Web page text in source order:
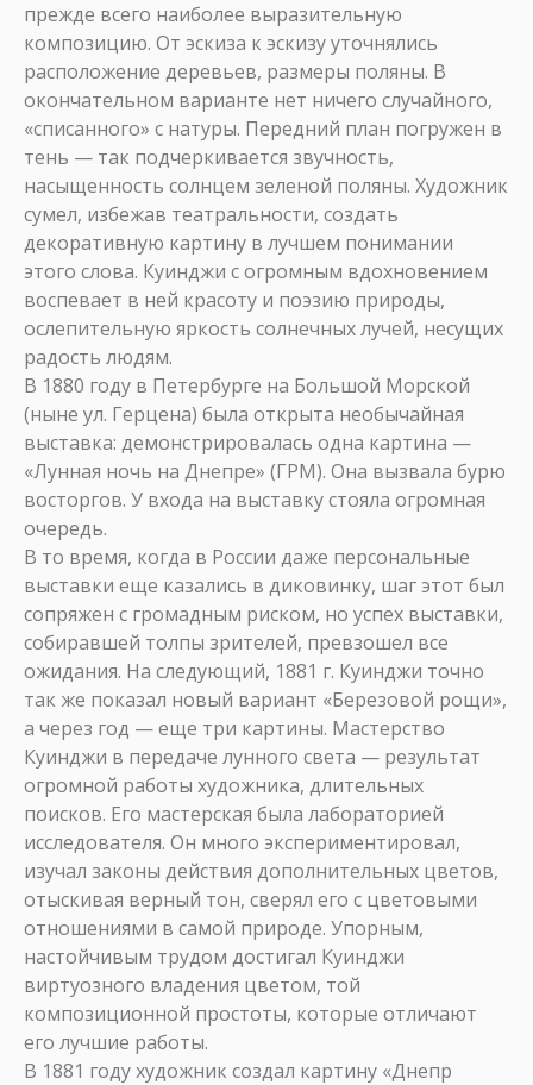
прежде всего наиболее выразительную
композицию. От эскиза к эскизу уточнялись
расположение деревьев, размеры поляны. В
окончательном варианте нет ничего случайного,
«списанного» с натуры. Передний план погружен в
тень — так подчеркивается звучность,
насыщенность солнцем зеленой поляны. Художник
сумел, избежав театральности, создать
декоративную картину в лучшем понимании
этого слова. Куинджи с огромным вдохновением
воспевает в ней красоту и поэзию природы,
ослепительную яркость солнечных лучей, несущих
радость людям.
В 1880 году в Петербурге на Большой Морской
(ныне ул. Герцена) была открыта необычайная
выставка: демонстрировалась одна картина —
«Лунная ночь на Днепре» (ГРМ). Она вызвала бурю
восторгов. У входа на выставку стояла огромная
очередь.
В то время, когда в России даже персональные
выставки еще казались в диковинку, шаг этот был
сопряжен с громадным риском, но успех выставки,
собиравшей толпы зрителей, превзошел все
ожидания. На следующий, 1881 г. Куинджи точно
так же показал новый вариант «Березовой рощи»,
а через год — еще три картины. Мастерство
Куинджи в передаче лунного света — результат
огромной работы художника, длительных
поисков. Его мастерская была лабораторией
исследователя. Он много экспериментировал,
изучал законы действия дополнительных цветов,
отыскивая верный тон, сверял его с цветовыми
отношениями в самой природе. Упорным,
настойчивым трудом достигал Куинджи
виртуозного владения цветом, той
композиционной простоты, которые отличают
его лучшие работы.
В 1881 году художник создал картину «Днепр